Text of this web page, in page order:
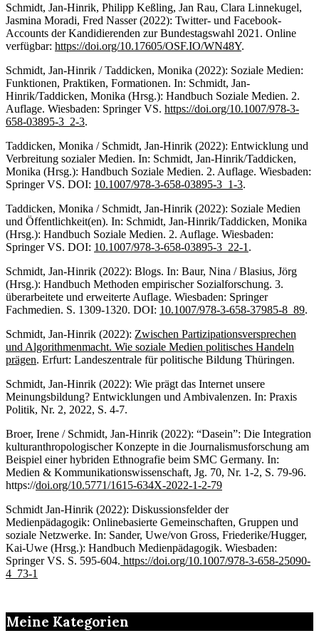
Schmidt, Jan-Hinrik, Philipp Keßling, Jan Rau, Clara Linnekugel,
Jasmina Moradi, Fred Nasser (2022): Twitter- und Facebook-
Accounts der Kandidierenden zur Bundestagswahl 2021. Online
verfügbar: https://doi.org/10.17605/OSF.IO/WN48Y.
Schmidt, Jan-Hinrik / Taddicken, Monika (2022): Soziale Medien:
Funktionen, Praktiken, Formationen. In: Schmidt, Jan-
Hinrik/Taddicken, Monika (Hrsg.): Handbuch Soziale Medien. 2.
Auflage. Wiesbaden: Springer VS. https://doi.org/10.1007/978-3-
658-03895-3_2-3.
Taddicken, Monika / Schmidt, Jan-Hinrik (2022): Entwicklung und
Verbreitung sozialer Medien. In: Schmidt, Jan-Hinrik/Taddicken,
Monika (Hrsg.): Handbuch Soziale Medien. 2. Auflage. Wiesbaden:
Springer VS. DOI: 10.1007/978-3-658-03895-3_1-3.
Taddicken, Monika / Schmidt, Jan-Hinrik (2022): Soziale Medien
und Öffentlichkeit(en). In: Schmidt, Jan-Hinrik/Taddicken, Monika
(Hrsg.): Handbuch Soziale Medien. 2. Auflage. Wiesbaden:
Springer VS. DOI: 10.1007/978-3-658-03895-3_22-1 .
Schmidt, Jan-Hinrik (2022): Blogs. In: Baur, Nina / Blasius, Jörg
(Hrsg.): Handbuch Methoden empirischer Sozialforschung. 3.
überarbeitete und erweiterte Auflage. Wiesbaden: Springer
Fachmedien. S. 1309-1320. DOI: 10.1007/978-3-658-37985-8_89.
Schmidt, Jan-Hinrik (2022): Zwischen Partizipationsversprechen
und Algorithmenmacht. Wie soziale Medien politisches Handeln
prägen. Erfurt: Landeszentrale für politische Bildung Thüringen.
Schmidt, Jan-Hinrik (2022): Wie prägt das Internet unsere
Meinungsbildung? Entwicklungen und Ambivalenzen. In: Praxis
Politik, Nr. 2, 2022, S. 4-7.
Broer, Irene / Schmidt, Jan-Hinrik (2022): “Dasein”: Die Integration
kulturanthropologischer Konzepte in die Journalismusforschung am
Beispiel einer hybriden Ethnografie beim SMC Germany. In:
Medien & Kommunikationswissenschaft, Jg. 70, Nr. 1-2, S. 79-96.
https://doi.org/10.5771/1615-634X-2022-1-2-79
Schmidt Jan-Hinrik (2022): Diskussionsfelder der
Medienpädagogik: Onlinebasierte Gemeinschaften, Gruppen und
soziale Netzwerke. In: Sander, Uwe/von Gross, Friederike/Hugger,
Kai-Uwe (Hrsg.): Handbuch Medienpädagogik. Wiesbaden:
Springer VS. S. 595-604. https://doi.org/10.1007/978-3-658-25090-
4_73-1
Meine Kategorien